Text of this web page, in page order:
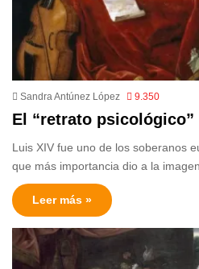
Sandra Antúnez López 9.350
El “retrato psicológico”
Luis XIV fue uno de los soberanos
que más importancia dio a la
Leer más »